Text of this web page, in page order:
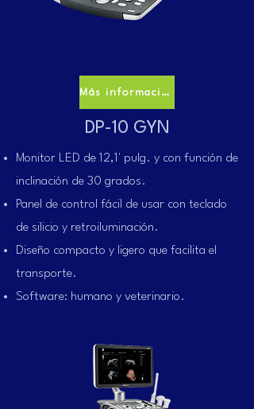
Más información
DP-10 GYN
Monitor LED de 12,1' pulg. y con función de
inclinación de 30 grados.
Panel de control fácil de usar con teclado
de silicio y retroiluminación.
Diseño compacto y ligero que facilita el
transporte.
Software: humano y veterinario.